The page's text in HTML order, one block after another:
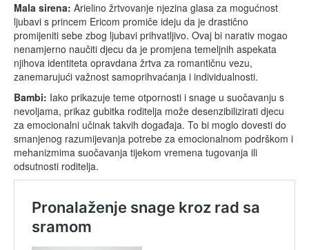
Mala sirena: Arielino žrtvovanje njezina glasa za mogućnost
ljubavi s princem Ericom promiče ideju da je drastično
promijeniti sebe zbog ljubavi prihvatljivo. Ovaj bi narativ mogao
nenamjerno naučiti djecu da je promjena temeljnih aspekata
njihova identiteta opravdana žrtva za romantičnu vezu,
zanemarujući važnost samoprihvaćanja i individualnosti.
Bambi: Iako prikazuje teme otpornosti i snage u suočavanju s
nevoljama, prikaz gubitka roditelja može desenzibilizirati djecu
za emocionalni učinak takvih događaja. To bi moglo dovesti do
smanjenog razumijevanja potrebe za emocionalnom podrškom i
mehanizmima suočavanja tijekom vremena tugovanja ili
odsutnosti roditelja.